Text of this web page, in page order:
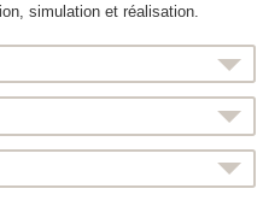
simulation et réalisation.